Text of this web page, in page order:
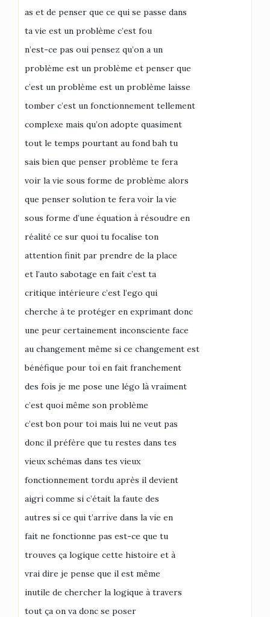
as et de penser que ce qui se passe dans
ta vie est un problème c’est fou
n’est-ce pas oui pensez qu’on a un
problème est un problème et penser que
c’est un problème est un problème laisse
tomber c’est un fonctionnement tellement
complexe mais qu’on adopte quasiment
tout le temps pourtant au fond bah tu
sais bien que penser problème te fera
voir la vie sous forme de problème alors
que penser solution te fera voir la vie
sous forme d’une équation à résoudre en
réalité ce sur quoi tu focalise ton
attention finit par prendre de la place
et l’auto sabotage en fait c’est ta
critique intérieure c’est l’ego qui
cherche à te protéger en exprimant donc
une peur certainement inconsciente face
au changement même si ce changement est
bénéfique pour toi en fait franchement
des fois je me pose une légo là vraiment
c’est quoi même son problème
c’est bon pour toi mais lui ne veut pas
donc il préfère que tu restes dans tes
vieux schémas dans tes vieux
fonctionnement tordu après il devient
aigri comme si c’était la faute des
autres si ce qui t’arrive dans la vie en
fait ne fonctionne pas est-ce que tu
trouves ça logique cette histoire et à
vrai dire je pense que il est même
inutile de chercher la logique à travers
tout ça on va donc se poser